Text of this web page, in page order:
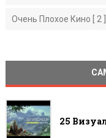
Очень Плохое Кино [ 2 ]
25